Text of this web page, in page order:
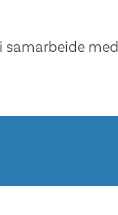
i samarbeide med